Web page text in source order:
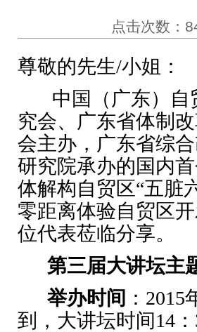
点击次数
尊敬的先生/小姐：
中国（广东）
究会、广东省体制
会主办，广东省综
研究院承办的国内
体解构自贸区“五脏
零距离体验自贸区
位代表莅临分享。
第三届大讲坛主
举办时间 ：
到，大讲坛时间14